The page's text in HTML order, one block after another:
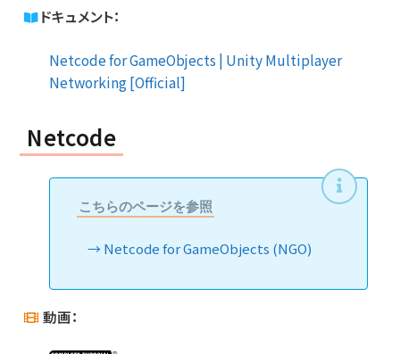
ドキュメント：
Netcode for GameObjects | Unity Multiplayer
Networking [Official]
Netcode
こちらのページを参照
Netcode for GameObjects (NGO)
動画：